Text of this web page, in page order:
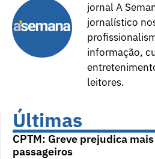
jornal A
jornalístico
informação,
leitores.
Últimas
CPTM: Greve prejudica
passageiros